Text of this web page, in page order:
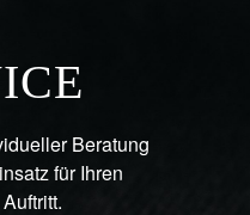
Beratung
für Ihren